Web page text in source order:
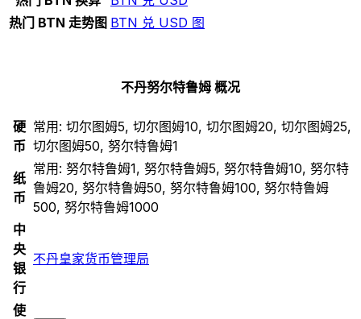
热门 BTN 走势图 BTN 兑 USD 图
不丹努尔特鲁姆 概况
硬
币
常用: 切尔图姆5, 切尔图姆10, 切尔图姆20, 切尔图姆25,
切尔图姆50, 努尔特鲁姆1
纸
币
常用: 努尔特鲁姆1, 努尔特鲁姆5, 努尔特鲁姆10, 努尔特
鲁姆20, 努尔特鲁姆50, 努尔特鲁姆100, 努尔特鲁姆
500, 努尔特鲁姆1000
中
央
银
行
不丹皇家货币管理局
使